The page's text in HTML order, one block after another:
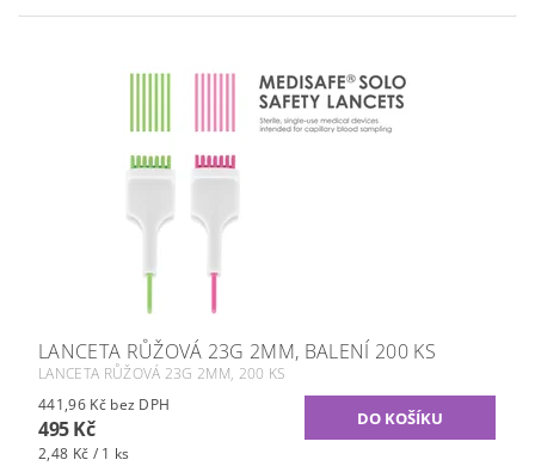
LANCETA RŮŽOVÁ 23G 2MM, BALENÍ 200 KS
LANCETA RŮŽOVÁ 23G 2MM, 200 KS
441,96 Kč bez DPH
495 Kč
2,48 Kč / 1 ks